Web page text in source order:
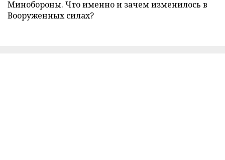
Минобороны. Что именно и зачем изменилось в
Вооруженных силах?